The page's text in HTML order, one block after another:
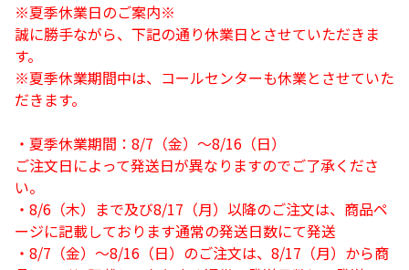
※夏季休業日のご案内※
誠に勝手ながら、下記の通り休業日とさせていただきま
す。
※夏季休業期間中は、コールセンターも休業とさせていた
だきます。
・夏季休業期間：8/7（金）～8/16（日）
ご注文日によって発送日が異なりますのでご了承くださ
い。
・8/6（木）まで及び8/17（月）以降のご注文は、商品ペ
ージに記載しております通常の発送日数にて発送
・8/7（金）～8/16（日）のご注文は、8/17（月）から商